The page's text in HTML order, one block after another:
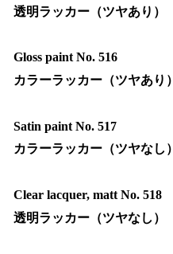
透明ラッカー（ツヤあり）
Gloss paint No. 516
カラーラッカー（ツヤあり）
Satin paint No. 517
カラーラッカー（ツヤなし）
Clear lacquer, matt No. 518
透明ラッカー（ツヤなし）